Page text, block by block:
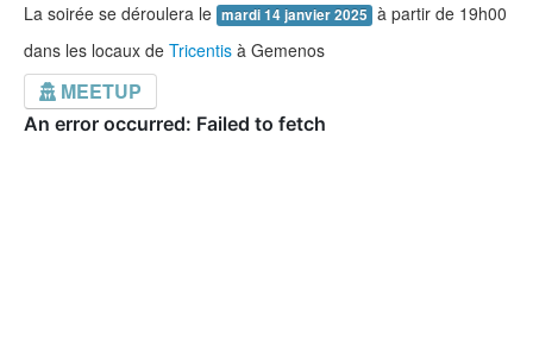
La soirée se déroulera le mardi 14 janvier 2025 à partir de 19h00
dans les locaux de Tricentis à Gemenos
MEETUP